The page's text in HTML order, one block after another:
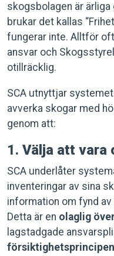
skogsbolagen är
brukar det kallas
fungerar inte. Alltför
ansvar och
otillräcklig.
SCA utnyttjar
avverka skogar med
genom att:
1. Välja att vara
SCA underlåter
inventeringar av sina
information om fynd av
Detta är en olaglig
lagstadgade
försiktighetsprincipen